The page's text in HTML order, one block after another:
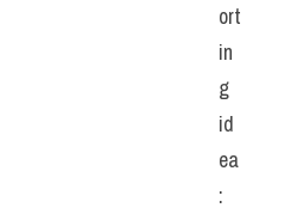
ort
in
g
id
ea
: